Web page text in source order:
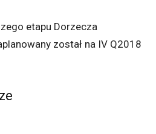
etapu Dorzecza
został na IV Q2018